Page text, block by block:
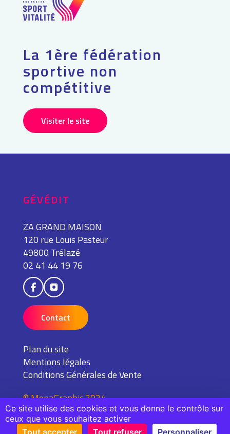
La 1ère fédération
sportive non
compétitive
Visiter le site
GÉVÉDIT
ZA GRAND MAISON
120 rue Louis Pasteur
49800 Trélazé
02 41 44 19 76
Contact
Plan du site
Mentions légales
Conditions Générales de Vente
© MonaGraphic 2024
Ce site utilise des cookies et vous donne le contrôle sur
ceux que vous souhaitez activer
Tout accepter
Tout refuser Personnaliser